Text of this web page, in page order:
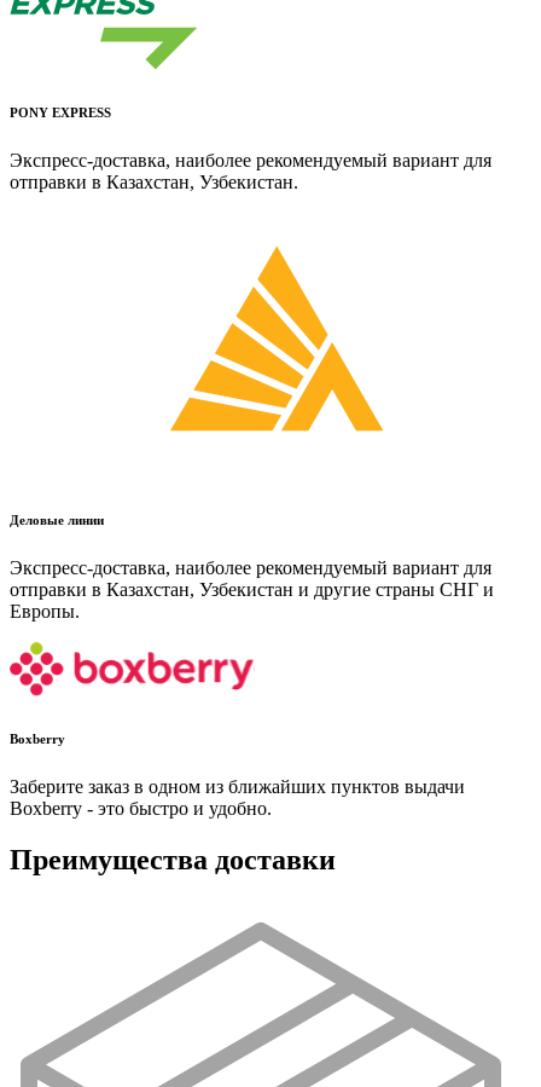
PONY EXPRESS
Экспресс-доставка, наиболее рекомендуемый вариант для
отправки в Казахстан, Узбекистан.
Деловые линии
Экспресс-доставка, наиболее рекомендуемый вариант для
отправки в Казахстан, Узбекистан и другие страны СНГ и
Европы.
Boxberry
Заберите заказ в одном из ближайших пунктов выдачи
Boxberry - это быстро и удобно.
Преимущества доставки